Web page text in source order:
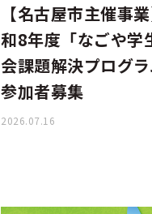
【名古屋市主催事
和8年度「なごや学
会課題解決プログラ
参加者募集
2026.07.16